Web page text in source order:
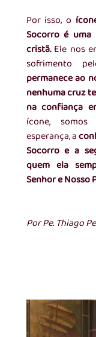
Por isso, o
Socorro é
cristã. Ele nos
sofrimento
permanece ao
nenhuma cruz
na confiança
ícone,
esperança, a
Socorro e a
quem ela
Senhor e Nosso
Por Pe. Thiago